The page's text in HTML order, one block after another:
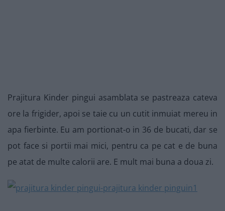
Prajitura Kinder pingui asamblata se pastreaza cateva
ore la frigider, apoi se taie cu un cutit inmuiat mereu in
apa fierbinte. Eu am portionat-o in 36 de bucati, dar se
pot face si portii mai mici, pentru ca pe cat e de buna
pe atat de multe calorii are. E mult mai buna a doua zi.